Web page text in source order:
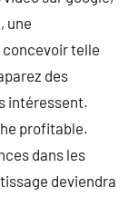
une
telle
des
intéressent.
profitable.
dans les
deviendra